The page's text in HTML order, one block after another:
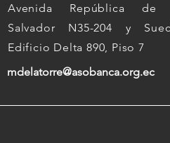
Avenida República de
Salvador N35-204 y
Edificio Delta 890, Piso 7
mdelatorre@asobanca.org.ec